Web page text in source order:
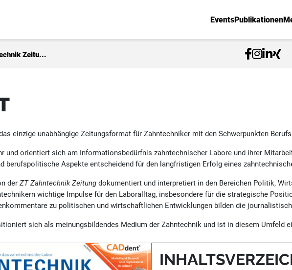
EventsPublikationen
Zeitu...
einzige unabhängige Zeitungsformat für Zahntechniker mit den Schwerpunkten
und orientiert sich am Informationsbedürfnis zahntechnischer Labore und ihrer
berufspolitische Aspekte entscheidend für den langfristigen Erfolg eines
derZT Zahntechnik Zeitung dokumentiert und interpretiert in den Bereichen Politik,
wichtige Impulse für den Laboralltag, insbesondere für die strategische
zu politischen und wirtschaftlichen Entwicklungen bilden die
sich als meinungsbildendes Medium der Zahntechnik und ist in diesem Umfeld